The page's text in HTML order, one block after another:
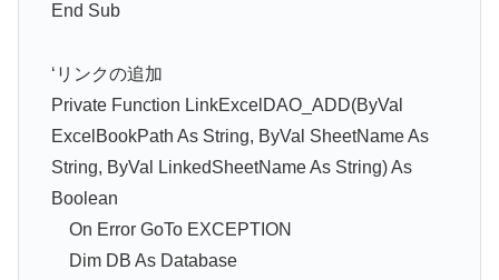
End Sub
‘リンクの追加
Private Function LinkExcelDAO_ADD(ByVal
ExcelBookPath As String, ByVal SheetName As
String, ByVal LinkedSheetName As String) As
Boolean
On Error GoTo EXCEPTION
Dim DB As Database